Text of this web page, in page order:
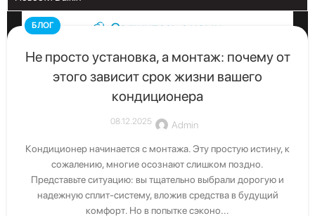
БЛОГ
Не просто установка, а монтаж: почему от
этого зависит срок жизни вашего
кондиционера
08.12.2025 Admin
Кондиционер начинается с монтажа. Эту простую истину, к
сожалению, многие осознают слишком поздно.
Представьте ситуацию: вы тщательно выбрали дорогую и
надежную сплит-систему, вложив средства в будущий
комфорт. Но в попытке сэконо...
Свяжитесь с нами
дистрибьютора Daikin в Узбекистане
Скачать последние каталоги Daikin